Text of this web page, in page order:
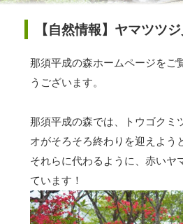
【自然情報】ヤマツツ
那須平成の森ホームページをご
うございます。
那須平成の森では、トウゴクミ
オがそろそろ終わりを迎えよう
それらに代わるように、赤いヤ
ています！